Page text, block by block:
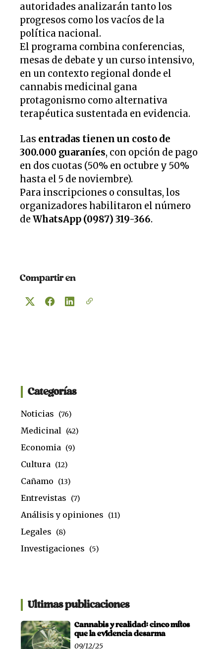
autoridades analizarán tanto los
progresos como los vacíos de la
política nacional.
El programa combina conferencias,
mesas de debate y un curso intensivo,
en un contexto regional donde el
cannabis medicinal gana
protagonismo como alternativa
terapéutica sustentada en evidencia.
Las entradas tienen un costo de
300.000 guaraníes, con opción de pago
en dos cuotas (50% en octubre y 50%
hasta el 5 de noviembre).
Para inscripciones o consultas, los
organizadores habilitaron el número
deWhatsApp (0987) 319-366.
Compartir en
Categorías
Noticias (76)
Medicinal (42)
Economia (9)
Cultura (12)
Cañamo (13)
Entrevistas (7)
Análisis y opiniones (11)
Legales (8)
Investigaciones (5)
Ultimas publicaciones
Cannabis y realidad: cinco mitos
que la evidencia desarma
09/12/25